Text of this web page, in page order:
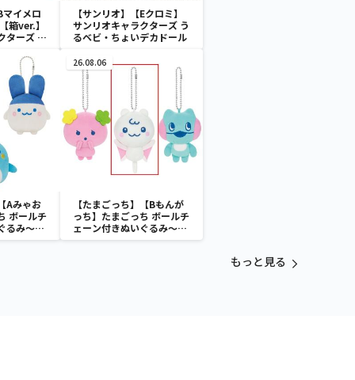
マイメロ
箱ver.】
ターズ お
～マ
イドver.
【サンリオ】【Eクロミ】
サンリオキャラクターズ う
るベビ・ちょいデカドール
Aみゃお
ボールチ
るみ～
～
26.08.06
【たまごっち】【Bもんが
っち】たまごっち ボールチ
ェーン付きぬいぐるみ～
Tamagotchi Paradise～
もっと見る